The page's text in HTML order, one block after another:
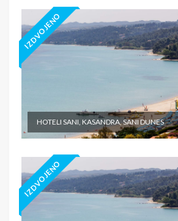
IZDVOJENO
HOTELI SANI, KASANDRA, SANI DUNES
IZDVOJENO